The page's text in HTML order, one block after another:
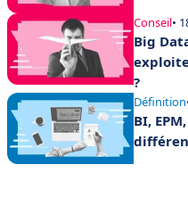
Conseil•
Big
?
Définition
BI,